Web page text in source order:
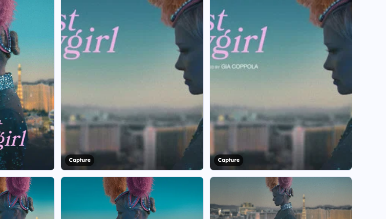
Capture Capture